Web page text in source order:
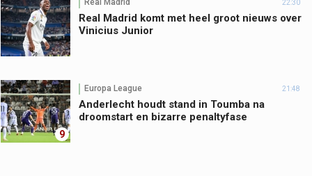
Real Madrid 22:30
Real Madrid komt met heel groot nieuws over
Vinicius Junior
9
Europa League 21:48
Anderlecht houdt stand in Toumba na
droomstart en bizarre penaltyfase